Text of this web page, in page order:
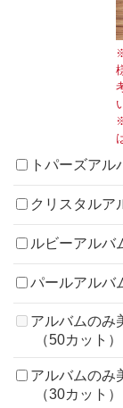
トパーズアル
クリスタルア
ルビーアルバ
パールアルバ
アルバムのみ
（50カット）
アルバムのみ
（30カット）